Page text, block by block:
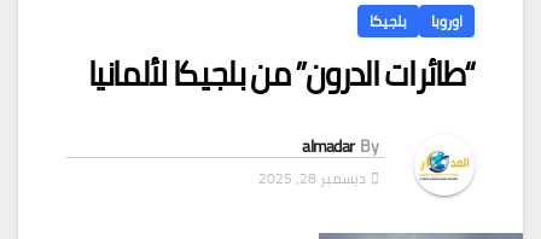
اوروبا بلجيكا
“طائرات الدرون” من بلجيكا لألمانيا
By
almadar
ديسمبر 28, 2025